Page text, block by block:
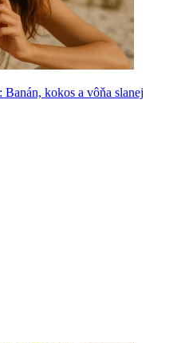
kokos a vôňa slanej